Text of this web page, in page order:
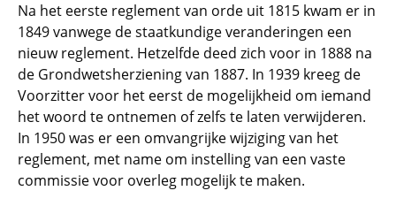
Na het eerste reglement van orde uit 1815 kwam er in
1849 vanwege de staatkundige veranderingen een
nieuw reglement. Hetzelfde deed zich voor in 1888 na
de Grondwetsherziening van 1887. In 1939 kreeg de
Voorzitter voor het eerst de mogelijkheid om iemand
het woord te ontnemen of zelfs te laten verwijderen.
In 1950 was er een omvangrijke wijziging van het
reglement, met name om instelling van een vaste
commissie voor overleg mogelijk te maken.